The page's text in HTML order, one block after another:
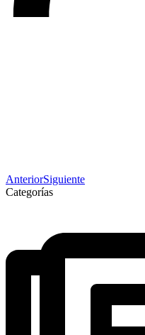
AnteriorSiguiente
Categorías